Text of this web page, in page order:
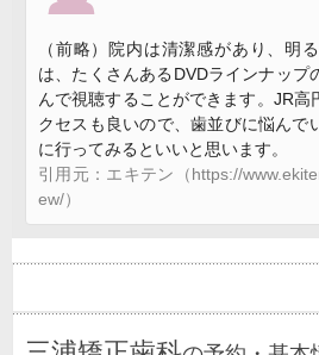
（前略）院内は清潔感があり、明
は、たくさんあるDVDラインナップ
んで視聴することができます。JR高
クセスも良いので、歯並びに悩んで
に行ってみるといいと思います。
引用元：エキテン（https://
ew/）